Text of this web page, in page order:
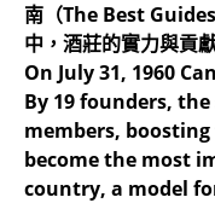
南（The Best
中，酒莊的實力與貢
On July 31, 1960
By 19 founders,
members,
become the most
country, a model